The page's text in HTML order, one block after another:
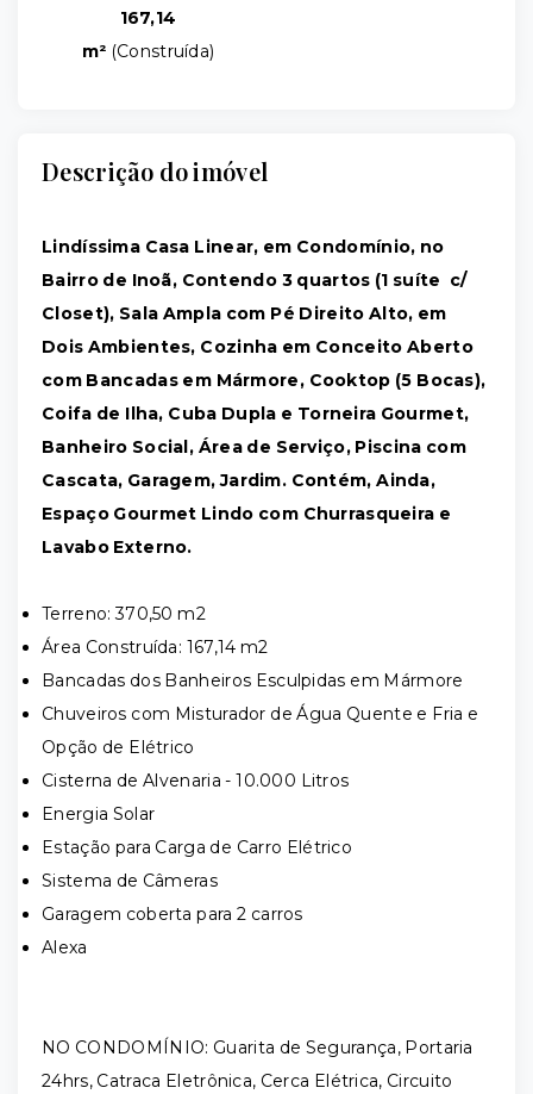
167,14
m² (Construída)
Descrição do imóvel
Lindíssima Casa Linear, em Condomínio, no
Bairro de Inoã, Contendo 3 quartos (1 suíte c/
Closet), Sala Ampla com Pé Direito Alto, em
Dois Ambientes, Cozinha em Conceito Aberto
com Bancadas em Mármore, Cooktop (5 Bocas),
Coifa de Ilha, Cuba Dupla e Torneira Gourmet,
Banheiro Social, Área de Serviço, Piscina com
Cascata, Garagem, Jardim. Contém, Ainda,
Espaço Gourmet Lindo com Churrasqueira e
Lavabo Externo.
Terreno: 370,50 m2
Área Construída: 167,14 m2
Bancadas dos Banheiros Esculpidas em Mármore
Chuveiros com Misturador de Água Quente e Fria e
Opção de Elétrico
Cisterna de Alvenaria - 10.000 Litros
Energia Solar
Estação para Carga de Carro Elétrico
Sistema de Câmeras
Garagem coberta para 2 carros
Alexa
NO CONDOMÍNIO: Guarita de Segurança, Portaria
24hrs, Catraca Eletrônica, Cerca Elétrica, Circuito